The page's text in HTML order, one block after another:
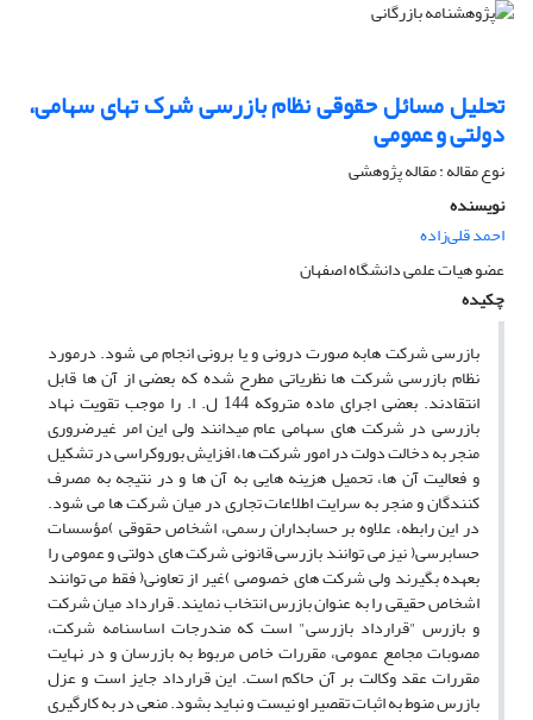
تحلیل مسائل حقوقی نظام بازرسی شرک تهای سهامی،
دولتی و عمومی
نوع مقاله : مقاله پژوهشی
نویسنده
احمد قلی‌زاده
عضو هیات علمی دانشگاه اصفهان
چکیده
بازرسی شرکت هابه صورت درونی و یا برونی انجام می شود. درمورد
نظام بازرسی شرکت ها نظریاتی مطرح شده که بعضی از آن ها قابل
انتقادند. بعضی اجرای ماده متروکه 144 ل. ا. را موجب تقویت نهاد
بازرسی در شرکت های سهامی عام میدانند ولی این امر غیرضروری
منجر به دخالت دولت در امور شرکت ها، افزایش بوروکراسی در تشکیل
و فعالیت آن ها، تحمیل هزینه هایی به آن ها و در نتیجه به مصرف
کنندگان و منجر به سرایت اطلاعات تجاری در میان شرکت ها می شود.
در این رابطه، علاوه بر حسابداران رسمی، اشخاص حقوقی )مؤسسات
حسابرسی( نیز می توانند بازرسی قانونی شرکت های دولتی و عمومی را
بعهده بگیرند ولی شرکت های خصوصی )غیر از تعاونی( فقط می توانند
اشخاص حقیقی را به عنوان بازرس انتخاب نمایند. قرارداد میان شرکت
و بازرس "قرارداد بازرسی" است که مندرجات اساسنامه شرکت،
مصوبات مجامع عمومی، مقررات خاص مربوط به بازرسان و در نهایت
مقررات عقد وکالت بر آن حاکم است. این قرارداد جایز است و عزل
بازرس منوط به اثبات تقصیر او نیست و نباید بشود. منعی در به کارگیری